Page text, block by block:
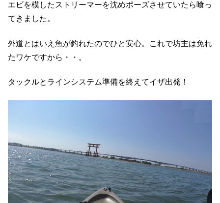
エビを模したストリーマーを沈めポーズさせていたら喰っ
てきました。
外道とはいえ魚が釣れたのでひと安心。これで坊主は免れ
たワケですから・・。
タックルとラインシステム準備を終えてイザ出発！